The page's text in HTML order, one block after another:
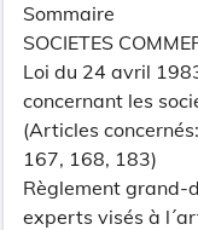
Sommaire
SOCIETES
Loi du 24 avril
concernant les
(Articles
167, 168, 183)
Règlement grand-
experts visés à